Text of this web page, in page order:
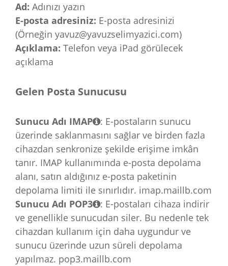
Ad: Adınızı yazın
E-posta adresiniz: E-posta adresinizi
(Örneğin yavuz@yavuzselimyazici.com)
Açıklama: Telefon veya iPad görülecek
açıklama
Gelen Posta Sunucusu
Sunucu Adı IMAP : E-postaların sunucu
üzerinde saklanmasını sağlar ve birden fazla
cihazdan senkronize şekilde erişime imkân
tanır. IMAP kullanımında e-posta depolama
alanı, satın aldığınız e-posta paketinin
depolama limiti ile sınırlıdır. imap.maillb.com
Sunucu Adı POP3
: E-postaları cihaza indirir
ve genellikle sunucudan siler. Bu nedenle tek
cihazdan kullanım için daha uygundur ve
sunucu üzerinde uzun süreli depolama
yapılmaz. pop3.maillb.com